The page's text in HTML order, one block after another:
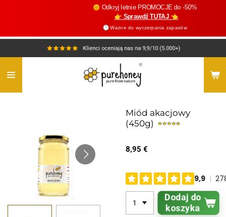
🌞 Odkryj letnie PROMOCJE do -50%
👉 Sprawdź TUTAJ 👈
🕓 Ważne do wyczerpania zapasów
Klienci oceniają nas na 9,9/10 (5.000+)
Miód akacjowy
(450g)
8,95 €
Dodaj do
koszyka